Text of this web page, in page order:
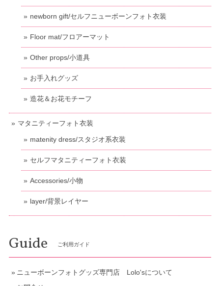
newborn gift/セルフニューボーンフォト衣装
Floor mat/フロアーマット
Other props/小道具
お手入れグッズ
造花＆お花モチーフ
マタニティーフォト衣装
matenity dress/スタジオ系衣装
セルフマタニティーフォト衣装
Accessories/小物
layer/背景レイヤー
Guide ご利用ガイド
ニューボーンフォトグッズ専門店 Lolo'sについて